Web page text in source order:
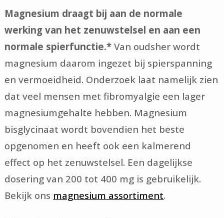
Magnesium draagt bij aan de normale
werking van het zenuwstelsel en aan een
normale spierfunctie.* Van oudsher wordt
magnesium daarom ingezet bij spierspanning
en vermoeidheid. Onderzoek laat namelijk zien
dat veel mensen met fibromyalgie een lager
magnesiumgehalte hebben. Magnesium
bisglycinaat wordt bovendien het beste
opgenomen en heeft ook een kalmerend
effect op het zenuwstelsel. Een dagelijkse
dosering van 200 tot 400 mg is gebruikelijk.
Bekijk ons magnesium assortiment.